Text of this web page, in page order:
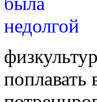
поплавать